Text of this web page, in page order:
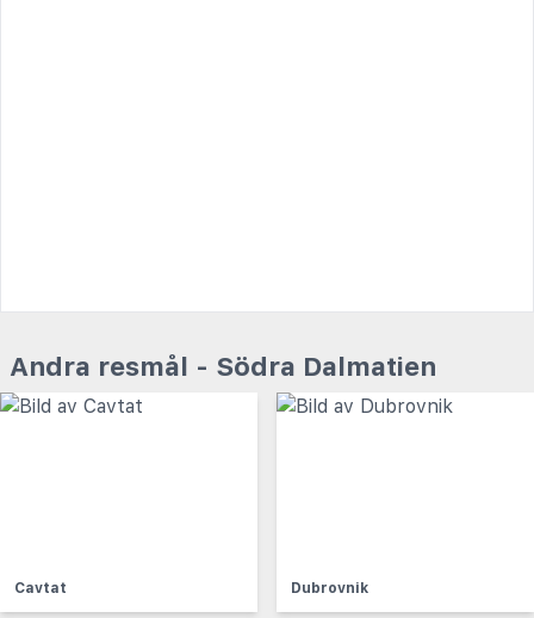
Andra resmål - Södra Dalmatien
Cavtat Dubrovnik